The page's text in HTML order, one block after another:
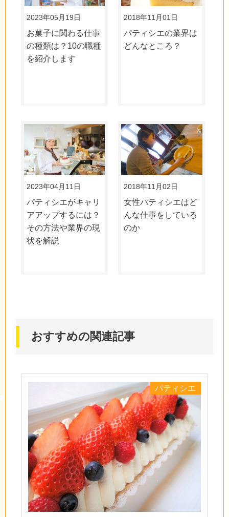
2023年05月19日
お菓子に関わる仕事
の種類は？10の職種
を紹介します
2018年11月01日
パティシエの業界は
どんなところ？
2023年04月11日
パティシエがキャリ
アアップするには？
その方法や業界の現
状を解説
2018年11月02日
女性パティシエはど
んな仕事をしている
のか
おすすめの関連記事
パティシエ